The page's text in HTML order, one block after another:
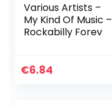
Various Artists –
My Kind Of Music –
Rockabilly Forev
€6.84